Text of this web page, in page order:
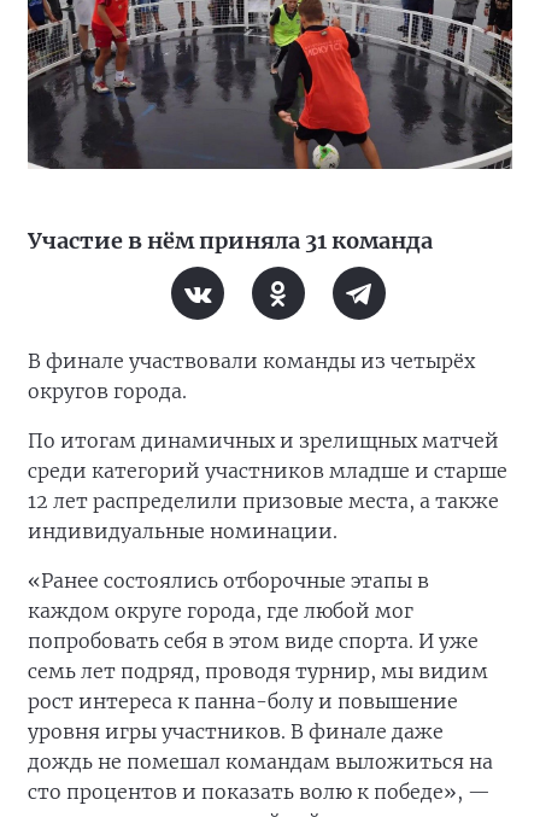
Участие в нём приняла 31 команда
В финале участвовали команды из четырёх
округов города.
По итогам динамичных и зрелищных матчей
среди категорий участников младше и старше
12 лет распределили призовые места, а также
индивидуальные номинации.
«Ранее состоялись отборочные этапы в
каждом округе города, где любой мог
попробовать себя в этом виде спорта. И уже
семь лет подряд, проводя турнир, мы видим
рост интереса к панна-болу и повышение
уровня игры участников. В финале даже
дождь не помешал командам выложиться на
сто процентов и показать волю к победе», —